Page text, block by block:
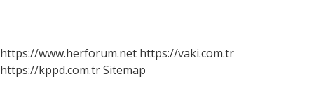
https://www.herforum.net https://vaki.com.tr
https://kppd.com.trSitemap